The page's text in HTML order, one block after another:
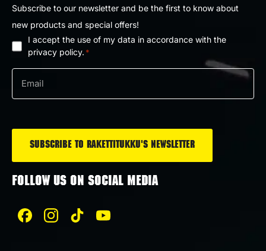
Subscribe to our newsletter and be the first to know about
new products and special offers!
Privacy
policy
I accept the use of my data in accordance with the
privacy policy. *
Email
FOLLOW US ON SOCIAL MEDIA